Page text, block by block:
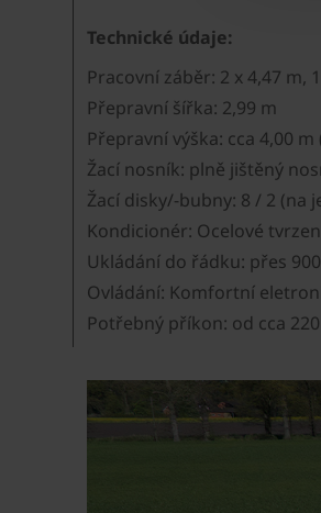
Technické údaje:
Pracovní záběr: 2 x 4,47 m,
Přepravní šířka: 2,99 m
Přepravní výška: cca 4,00
Žací nosník: plně jištěný
Žací disky/-bubny: 8 / 2 (na
Kondicionér: Ocelové
Ukládání do řádku: přes
Ovládání: Komfortní
Potřebný příkon: od cca